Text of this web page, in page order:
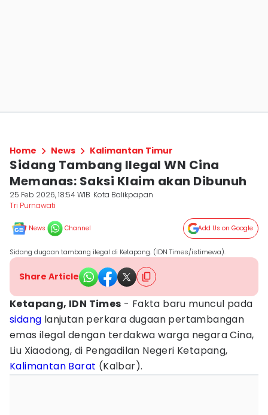
Home News Kalimantan Timur
Sidang Tambang Ilegal WN Cina
Memanas: Saksi Klaim akan Dibunuh
25 Feb 2026, 18:54 WIB Kota Balikpapan
Tri Purnawati
News Channel Add Us on Google
Sidang dugaan tambang ilegal di Ketapang. (IDN Times/istimewa).
Share Article
Ketapang, IDN Times - Fakta baru muncul pada
sidang lanjutan perkara dugaan pertambangan
emas ilegal dengan terdakwa warga negara Cina,
Liu Xiaodong, di Pengadilan Negeri Ketapang,
Kalimantan Barat (Kalbar).